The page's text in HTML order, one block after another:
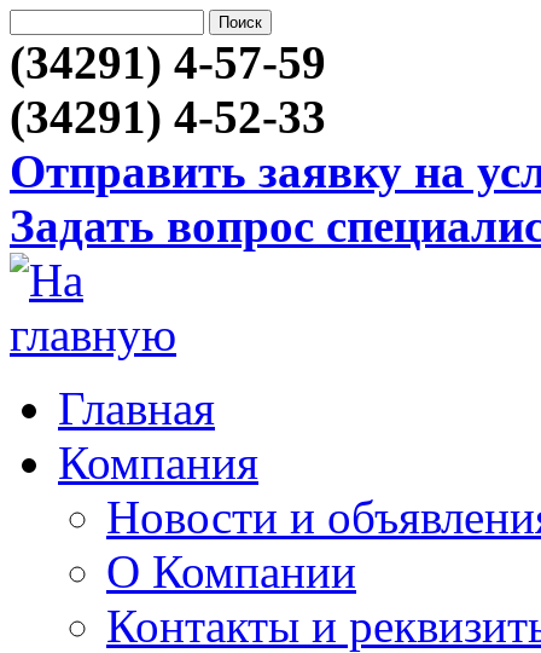
(34291) 4-57-59
(34291) 4-52-33
Отправить заявку на
Задать вопрос
Главная
Компания
Новости и
О Компании
Контакты и